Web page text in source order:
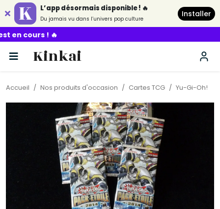
L’app désormais disponible ! 🔥
Du jamais vu dans l’univers pop culture
Installer
Kinkai
Accueil Nos produits d'occasion Cartes TCG Yu-Gi-Oh!